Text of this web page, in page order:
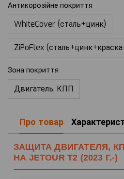
Антикорозійне покриття
WhiteCover (сталь+цинк)
ZiPoFlex
Зона покриття
Двигатель, КПП
Про товар
ЗАЩИТА ДВИГАТЕЛЯ,
НА JETOUR T2 (2023 Г.-)